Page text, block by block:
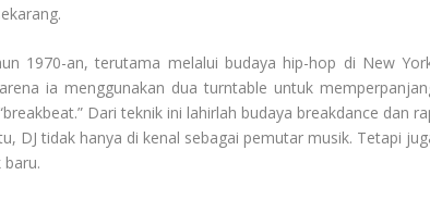
1970-an, terutama melalui budaya hip-hop di New
ia menggunakan dua turntable untuk
Dari teknik ini lahirlah budaya breakdance dan
DJ tidak hanya di kenal sebagai pemutar musik. Tetapi